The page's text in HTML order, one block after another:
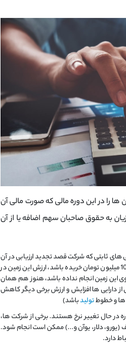
را در این دوره مالی که صورت مالی آن
به حقوق صاحبان سهم اضافه یا از آن
ثابتی که شرکت قصد تجدید ارزیابی در آن
ها را دارد. به زبان ساده، شرکت اگر یک زمینی را 10 سال پیش به قیمت 10 میلیون تومان خریده باشد، ارزش این زمین در
هیچگونه تجدید ارزیابی در طول این 10 سال روی این زمین انجام نداده باشد، هنوز هم همان
دارایی ها افزایش و ارزش برخی دیگر کاهش
ها و خطوطتولیدباشد)
در حال تغییر نرخ هستند. برخی از شرکت ها،
(یورو، دلار، یوآن و...) ممکن است انجام شود.
دارد.